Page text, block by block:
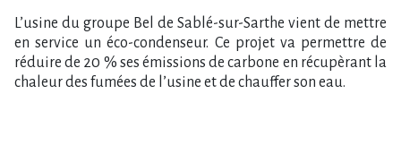
L​‌’usine du groupe Bel de Sablé-sur-Sarthe vient de mettre
en service un éco-condenseur. Ce projet va permettre de
réduire de 20 % ses émissions de carbone en récupèrant la
chaleur des fumées de l’usine et de chauffer son eau.